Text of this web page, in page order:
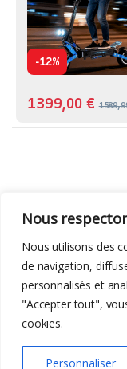
Nous
Nous utilisons des
de navigation,
personnalisés et
"Accepter tout",
cookies.
Personnaliser
-12%
1399,00 €
Liens utiles